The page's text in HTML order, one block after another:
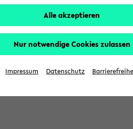
Alle akzeptieren
Nur notwendige Cookies zulassen
Impressum Datenschutz